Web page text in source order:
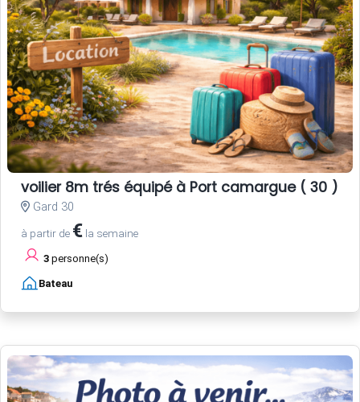
voilier 8m trés équipé à Port camargue ( 30 )
Gard 30
à partir de € la semaine
3 personne(s)
Bateau